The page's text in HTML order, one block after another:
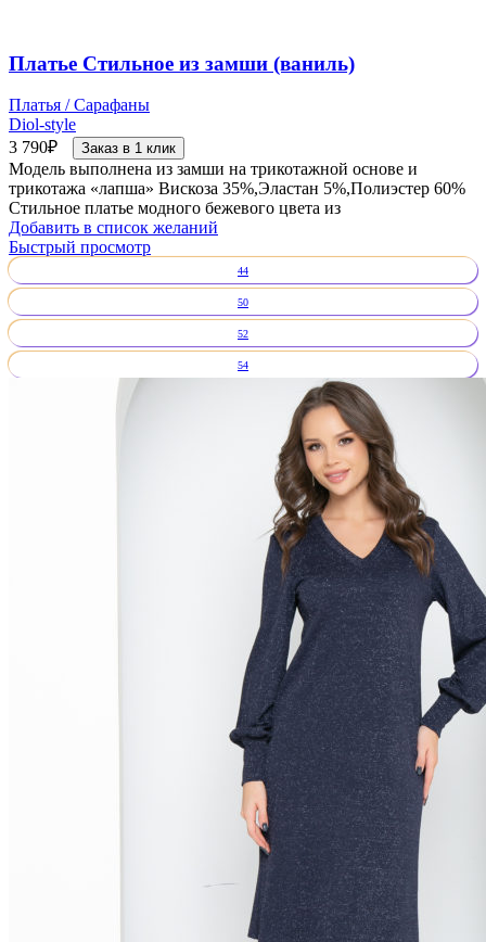
Платье Стильное из замши (ваниль)
Платья / Сарафаны
Diol-style
3 790₽ Заказ в 1 клик
Модель выполнена из замши на трикотажной основе и
трикотажа «лапша» Вискоза 35%,Эластан 5%,Полиэстер 60%
Стильное платье модного бежевого цвета из
Добавить в список желаний
Быстрый просмотр
44
50
52
54